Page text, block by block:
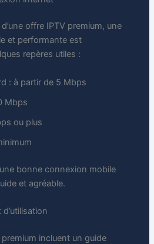
offre IPTV premium, une
et performante est
repères utiles :
: à partir de 5 Mbps
Mbps
ou plus
bonne connexion mobile
et agréable.
incluent un guide